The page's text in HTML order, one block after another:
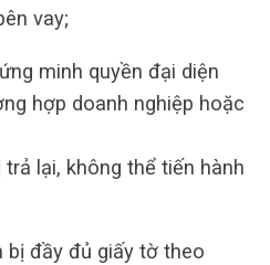
vay;
minh quyền đại diện
hợp doanh nghiệp hoặc
lại, không thể tiến hành
bị đầy đủ giấy tờ theo